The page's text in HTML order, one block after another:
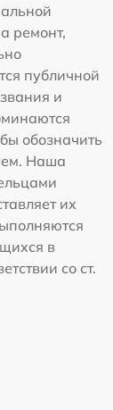
ремонт,
публичной
и
обозначить
Наша
их
в
со ст.